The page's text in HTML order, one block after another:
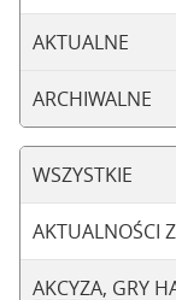
AKTUALNE
ARCHIWALNE
WSZYSTKIE
AKTUALNOŚCI
AKCYZA, GRY